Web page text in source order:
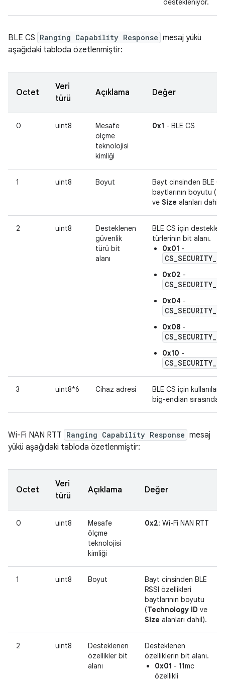
destekleniyor.
BLE CS Ranging Capability Response mesaj yükü
aşağıdaki tabloda özetlenmiştir:
Octet
Veri
türü
Açıklama Değer
0 uint8
Mesafe
ölçme
teknolojisi
kimliği
0x1 - BLE CS
1 uint8 Boyut
Bayt cinsinden BLE
baytlarının boyutu (
ve Size alanları dahil).
2 uint8
Desteklenen
güvenlik
türü bit
alanı
BLE CS için
türlerinin bit alanı.
0x01 -
0x02 -
0x04 -
0x08 -
0x10 -
3 uint8*6 Cihaz adresi
BLE CS için kullanılan
big-endian
Wi-Fi NAN RTT Ranging Capability Response mesaj
yükü aşağıdaki tabloda özetlenmiştir:
Octet
Veri
türü
Açıklama Değer
0 uint8
Mesafe
ölçme
teknolojisi
kimliği
0x2: Wi-Fi NAN RTT
1 uint8 Boyut
Bayt cinsinden BLE
RSSI özellikleri
baytlarının boyutu
(Technology ID ve
Size alanları dahil).
2 uint8
Desteklenen
özellikler bit
alanı
Desteklenen
özelliklerin bit alanı.
0x01 - 11mc
özellikli